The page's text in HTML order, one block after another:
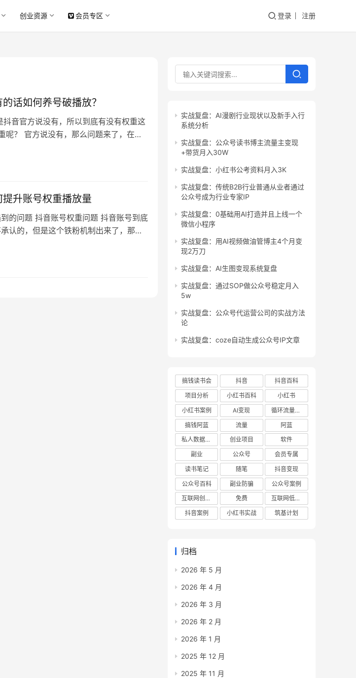
创业资源 会员专区 登录 注册
话如何养号破播放？
音官方说没有，所以到底有没有权重这
呢？ 官方说没有，那么问题来了，在同
升账号权重播放量
的问题 抖音账号权重问题 抖音账号到底
认的，但是这个铁粉机制出来了，那就
实战复盘：AI漫剧行业现状以及新手入行
系统分析
实战复盘：公众号读书博主流量主变现
+带货月入30W
实战复盘：小红书公考资料月入3K
实战复盘：传统B2B行业普通从业者通过
公众号成为行业专家IP
实战复盘：0基础用AI打造并且上线一个
微信小程序
实战复盘：用AI视频做油管博主4个月变
现2万刀
实战复盘：AI生图变现系统复盘
实战复盘：通过SOP做公众号稳定月入
5w
实战复盘：公众号代运营公司的实战方法
论
实战复盘：coze自动生成公众号IP文章
搞钱读书会 抖音
抖音百科
项目分析
小红书百科
小红书
小红书案例
AI变现
循环流量实验室
搞钱阿蓝
流量
阿蓝
私人数据库项目
创业项目
软件
副业
公众号
会员专属
读书笔记
随笔
抖音变现
公众号百科
副业防骗
公众号案例
互联网创业项目
免费
互联网低成本创业项目
抖音案例
小红书实战 筑基计划
归档
2026 年 5 月
2026 年 4 月
2026 年 3 月
2026 年 2 月
2026 年 1 月
2025 年 12 月
2025 年 11 月